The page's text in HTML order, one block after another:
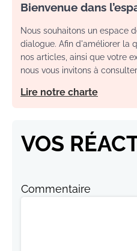
Bienvenue dans
Nous souhaitons un espace
dialogue. Afin d'améliorer la
nos articles, ainsi que votre
nous vous invitons à
Lire notre charte
VOS
Commentaire